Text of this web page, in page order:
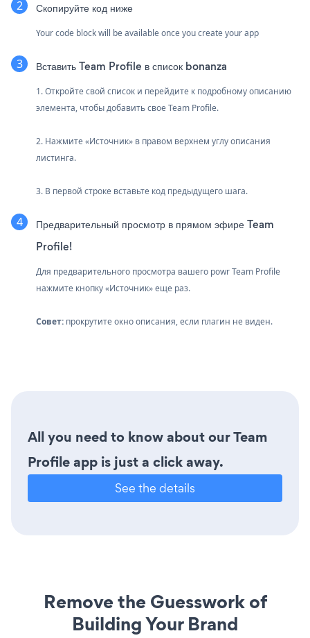
Скопируйте код ниже
Your code block will be available once you create your app
Вставить Team Profile в список bonanza
1. Откройте свой список и перейдите к подробному описанию
элемента, чтобы добавить свое Team Profile.
2. Нажмите «Источник» в правом верхнем углу описания
листинга.
3. В первой строке вставьте код предыдущего шага.
Предварительный просмотр в прямом эфире Team
Profile!
Для предварительного просмотра вашего powr Team Profile
нажмите кнопку «Источник» еще раз.
Совет: прокрутите окно описания, если плагин не виден.
All you need to know about our Team
Profile app is just a click away.
See the details
Remove the Guesswork of
Building Your Brand